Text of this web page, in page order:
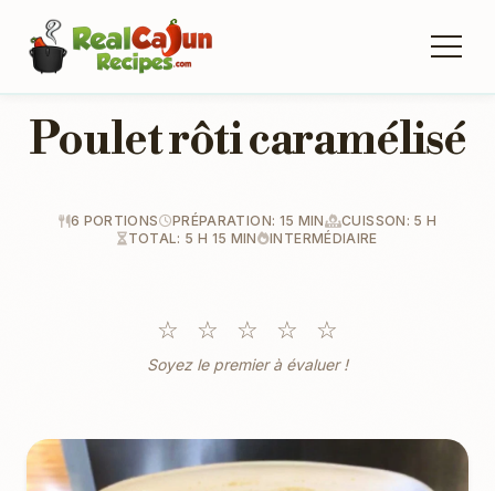
Poulet rôti caramélisé
6 PORTIONS PRÉPARATION: 15 MIN
CUISSON: 5 H
TOTAL: 5 H 15 MIN
INTERMÉDIAIRE
☆ ☆ ☆ ☆ ☆
Soyez le premier à évaluer !